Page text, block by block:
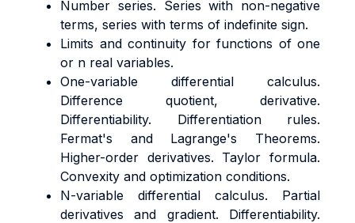
Number series. Series with non-negative
terms, series with terms of indefinite sign.
Limits and continuity for functions of one
or n real variables.
One-variable differential calculus.
Difference quotient, derivative.
Differentiability. Differentiation rules.
Fermat's and Lagrange's Theorems.
Higher-order derivatives. Taylor formula.
Convexity and optimization conditions.
N-variable differential calculus. Partial
derivatives and gradient. Differentiability.